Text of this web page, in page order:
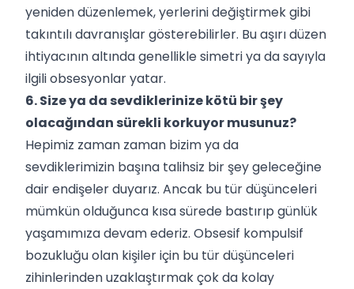
yeniden düzenlemek, yerlerini değiştirmek gibi
takıntılı davranışlar gösterebilirler. Bu aşırı düzen
ihtiyacının altında genellikle simetri ya da sayıyla
ilgili obsesyonlar yatar.
6. Size ya da sevdiklerinize kötü bir şey
olacağından sürekli korkuyor musunuz?
Hepimiz zaman zaman bizim ya da
sevdiklerimizin başına talihsiz bir şey geleceğine
dair endişeler duyarız. Ancak bu tür düşünceleri
mümkün olduğunca kısa sürede bastırıp günlük
yaşamımıza devam ederiz. Obsesif kompulsif
bozukluğu olan kişiler için bu tür düşünceleri
zihinlerinden uzaklaştırmak çok da kolay